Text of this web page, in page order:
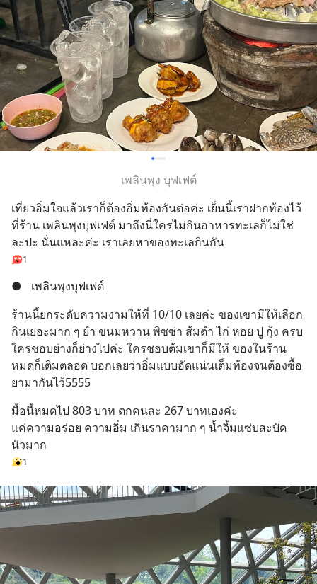
เพลินพุง บุฟเฟต์
เที่ยวอิ่มใจแล้วเราก็ต้องอิ่มท้องกันต่อค่ะ เย็นนี้เราฝากท้องไว้
ที่ร้าน เพลินพุงบุฟเฟต์ มาถึงนี่ใครไม่กินอาหารทะเลก็ไม่ใช่
ละปะ นั่นแหละค่ะ เราเลยหาของทะเลกินกัน
1
●
เพลินพุงบุฟเฟต์
ร้านนี้ยกระดับความงามให้ที่ 10/10 เลยค่ะ ของเขามีให้เลือก
กินเยอะมาก ๆ ยำ ขนมหวาน พิซซ่า ส้มตำ ไก่ หอย ปู กุ้ง ครบ
ใครชอบย่างก็ย่างไปค่ะ ใครชอบต้มเขาก็มีให้ ของในร้าน
หมดก็เติมตลอด บอกเลยว่าอิ่มแบบอัดแน่นเต็มท้องจนต้องซื้อ
ยามากันไว้5555
มื้อนี้หมดไป 803 บาท ตกคนละ 267 บาทเองค่ะ
แค่ความอร่อย ความอิ่ม เกินราคามาก ๆ น้ำจิ้มแซ่บสะบัด
นัวมาก
1